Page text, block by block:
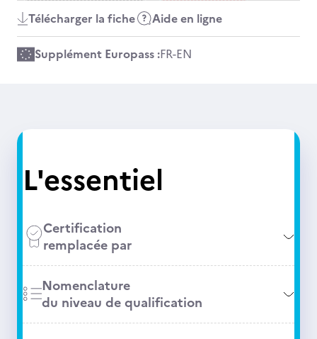
Télécharger la fiche Aide en ligne
Supplément Europass :FR-EN
L'essentiel
Certification
remplacée par
Nomenclature
du niveau de qualification